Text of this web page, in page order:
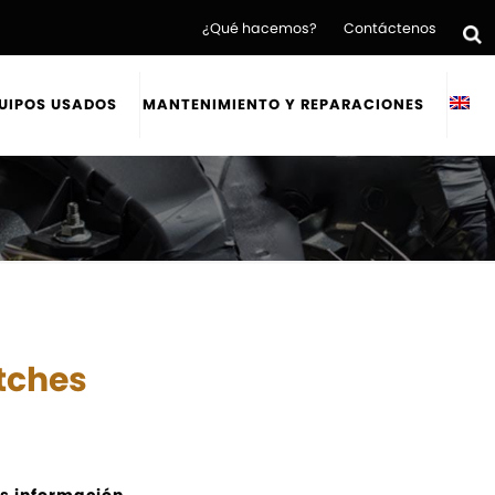
¿Qué hacemos? Contáctenos
USADOS MANTENIMIENTO Y REPARACIONES